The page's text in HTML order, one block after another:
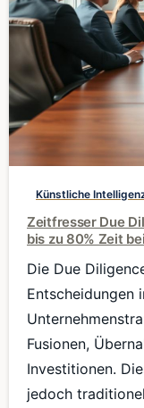
Künstliche
Zeitfresser Due
bis zu 80% Zeit
Die Due
Entscheidungen
Fusionen,
Investitionen.
jedoch